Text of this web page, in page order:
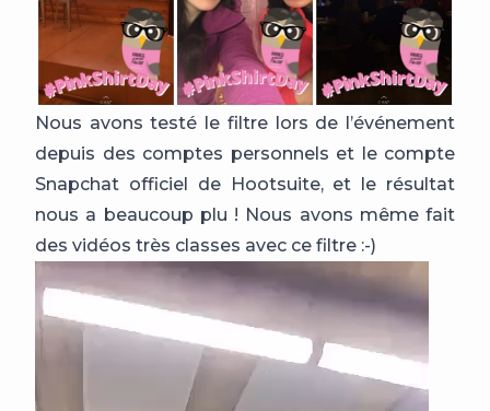
Nous avons testé le filtre lors de l’événement
depuis des comptes personnels et le compte
Snapchat officiel de Hootsuite, et le résultat
nous a beaucoup plu ! Nous avons même fait
des vidéos très classes avec ce filtre :-)